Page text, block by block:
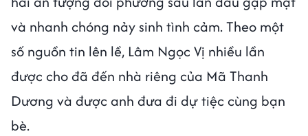
và nhanh chóng nảy sinh tình cảm. Theo một
số nguồn tin lên lề, Lâm Ngọc Vị nhiều lần
được cho đã đến nhà riêng của Mã Thanh
Dương và được anh đưa đi dự tiệc cùng bạn
bè.